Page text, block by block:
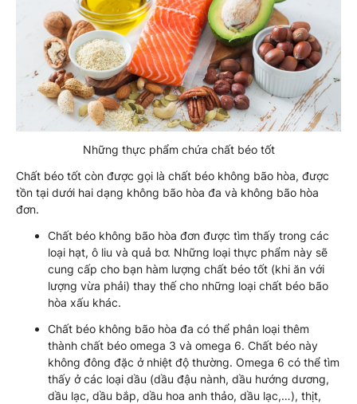
Những thực phẩm chứa chất béo tốt
Chất béo tốt còn được gọi là chất béo không bão hòa, được
tồn tại dưới hai dạng không bão hòa đa và không bão hòa
đơn.
Chất béo không bão hòa đơn được tìm thấy trong các
loại hạt, ô liu và quả bơ. Những loại thực phẩm này sẽ
cung cấp cho bạn hàm lượng chất béo tốt (khi ăn với
lượng vừa phải) thay thế cho những loại chất béo bão
hòa xấu khác.
Chất béo không bão hòa đa có thể phân loại thêm
thành chất béo omega 3 và omega 6. Chất béo này
không đông đặc ở nhiệt độ thường. Omega 6 có thể tìm
thấy ở các loại dầu (dầu đậu nành, dầu hướng dương,
dầu lạc, dầu bắp, dầu hoa anh thảo, dầu lạc,…), thịt,